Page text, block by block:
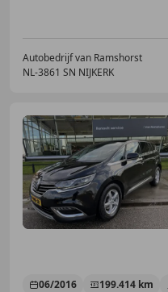
Autobedrijf van Ramshorst
NL-3861 SN NIJKERK
06/2016 199.414 km